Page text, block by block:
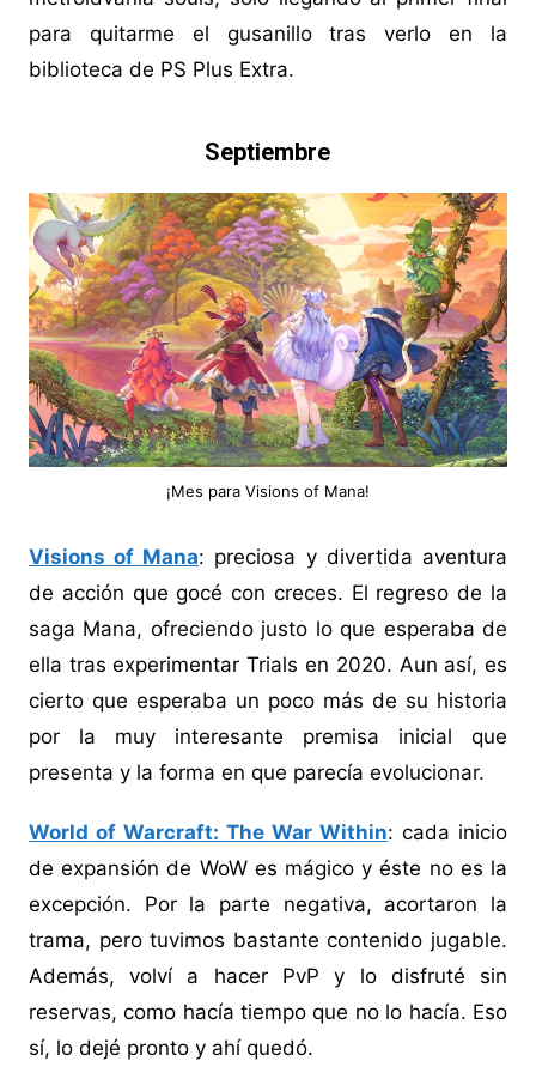
para quitarme el gusanillo tras verlo en la
biblioteca de PS Plus Extra.
Septiembre
¡Mes para Visions of Mana!
Visions of Mana: preciosa y divertida aventura
de acción que gocé con creces. El regreso de la
saga Mana, ofreciendo justo lo que esperaba de
ella tras experimentar Trials en 2020. Aun así, es
cierto que esperaba un poco más de su historia
por la muy interesante premisa inicial que
presenta y la forma en que parecía evolucionar.
World of Warcraft: The War Within: cada inicio
de expansión de WoW es mágico y éste no es la
excepción. Por la parte negativa, acortaron la
trama, pero tuvimos bastante contenido jugable.
Además, volví a hacer PvP y lo disfruté sin
reservas, como hacía tiempo que no lo hacía. Eso
sí, lo dejé pronto y ahí quedó.